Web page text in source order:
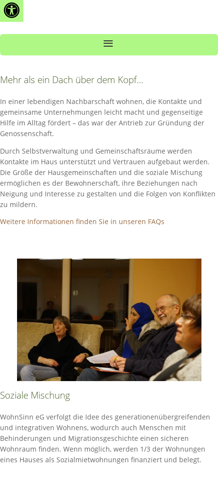
Zum
Inhalt
Mehr als ein Dach über dem Kopf…
In einer lebendigen Nachbarschaft wohnen, die Kontakte und
gemeinsame Unternehmungen leicht macht und gegenseitige
Hilfe im Alltag fördert – das war der Antrieb zur Gründung der
Genossenschaft.
Durch Selbstverwaltung und Gemeinschaftsräume werden
Kontakte im Haus unterstützt und Vertrauen aufgebaut werden.
Die Größe der Hausgemeinschaften und die soziale Mischung
ermöglichen es der Bewohnerschaft, ihre Beziehungen nach
Neigung und Interesse zu gestalten und die Folgen von Konflikten
zu mildern.
Weitere Informationen finden Sie in unseren FAQs
Soziale Mischung
WohnSinn eG verfolgt die Idee des generationenübergreifenden
und integrativen Wohnens, wodurch auch Menschen mit
Behinderungen und Migrationsgeschichte einen sicheren
Wohnraum finden. Wenn möglich, werden 1/3 der Wohnungen
eines Hauses als Sozialmietwohnungen finanziert und belegt.